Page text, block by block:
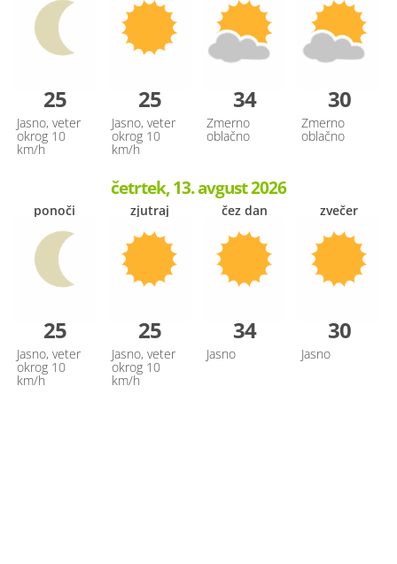
25
Jasno, veter
okrog 10
km/h
25
Jasno, veter
okrog 10
km/h
34
Zmerno
oblačno
30
Zmerno
oblačno
četrtek, 13. avgust 2026
ponoči
25
Jasno, veter
okrog 10
km/h
zjutraj
25
Jasno, veter
okrog 10
km/h
čez dan
34
Jasno
zvečer
30
Jasno